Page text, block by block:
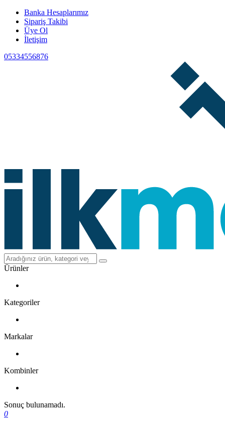
Banka Hesaplarımız
Sipariş Takibi
Üye Ol
İletişim
05334556876
Ürünler
Kategoriler
Markalar
Kombinler
Sonuç bulunamadı.
0